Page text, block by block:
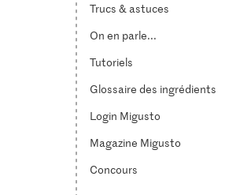
Trucs & astuces
On en parle...
Tutoriels
Glossaire des ingrédients
Login Migusto
Magazine Migusto
Concours